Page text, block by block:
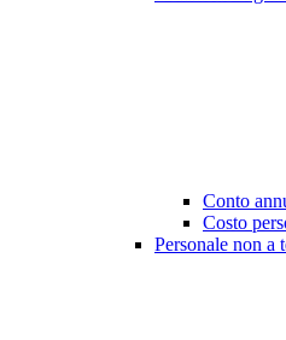
Conto
Costo
Personale non a